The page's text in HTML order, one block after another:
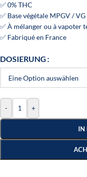
✅ 0% THC
✅ Base végétale MPGV / VG
✅ À mélanger ou à vapoter
✅ Fabriqué en France
DOSIERUNG
- +
IN